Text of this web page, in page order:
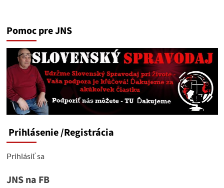
ukrajinský
ministra
obrany
vyhlásil
–
„Pokrovsk
je
stratený“.
Pomoc pre JNS
Prihlásenie/Registrácia
Prihlásiť sa
JNS na FB